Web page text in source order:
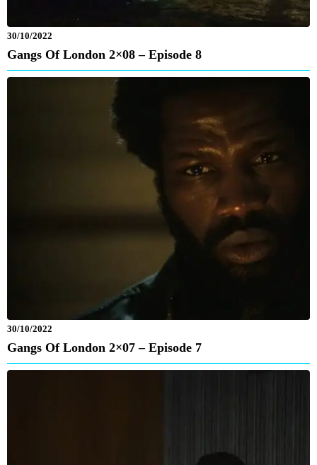
30/10/2022
Gangs Of London 2×08 – Episode 8
30/10/2022
Gangs Of London 2×07 – Episode 7